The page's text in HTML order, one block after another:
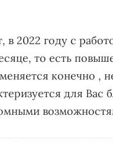
в 2022 году с
то есть
конечно ,
для